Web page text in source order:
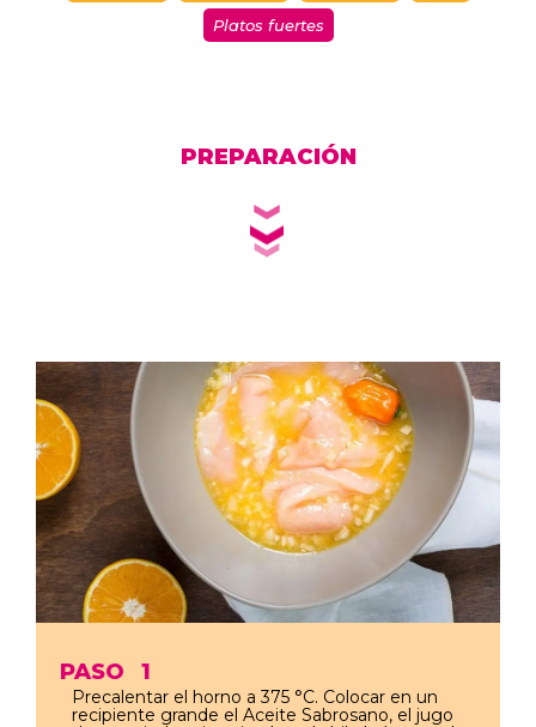
Platos fuertes
PREPARACIÓN
PASO 1
Precalentar el horno a 375 °C. Colocar en un
recipiente grande el Aceite Sabrosano, el jugo